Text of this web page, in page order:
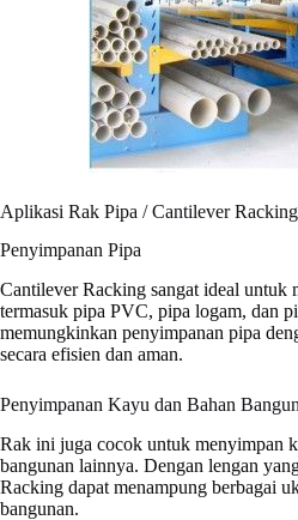
Aplikasi Rak Pipa / Cantilever
Penyimpanan Pipa
Cantilever Racking sangat ideal untuk
termasuk pipa PVC, pipa logam, dan
memungkinkan penyimpanan pipa
secara efisien dan aman.
Penyimpanan Kayu dan Bahan
Rak ini juga cocok untuk menyimpan
bangunan lainnya. Dengan lengan
Racking dapat menampung berbagai
bangunan.